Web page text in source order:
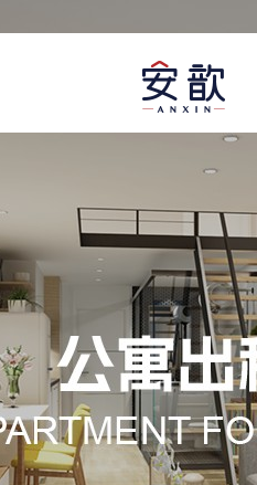
职位申请